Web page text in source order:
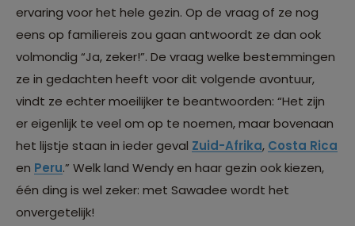
ervaring voor het hele gezin. Op de vraag of ze nog
eens op familiereis zou gaan antwoordt ze dan ook
volmondig “Ja, zeker!”. De vraag welke bestemmingen
ze in gedachten heeft voor dit volgende avontuur,
vindt ze echter moeilijker te beantwoorden: “Het zijn
er eigenlijk te veel om op te noemen, maar bovenaan
het lijstje staan in ieder geval Zuid-Afrika, Costa Rica
en Peru.” Welk land Wendy en haar gezin ook kiezen,
één ding is wel zeker: met Sawadee wordt het
onvergetelijk!